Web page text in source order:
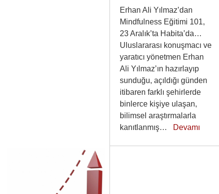
Erhan Ali Yılmaz’dan
Mindfulness Eğitimi 101,
23 Aralık’ta Habita’da…
Uluslararası konuşmacı ve
yaratıcı yönetmen Erhan
Ali Yılmaz’ın hazırlayıp
sunduğu, açıldığı günden
itibaren farklı şehirlerde
binlerce kişiye ulaşan,
bilimsel araştırmalarla
kanıtlanmış… Devamı